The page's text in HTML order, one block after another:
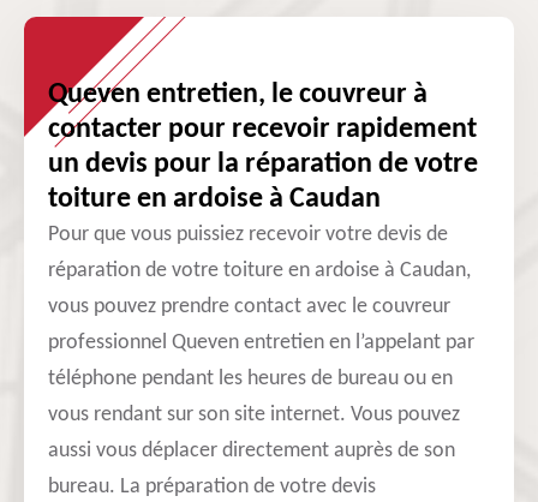
Queven entretien, le couvreur à
contacter pour recevoir rapidement
un devis pour la réparation de votre
toiture en ardoise à Caudan
Pour que vous puissiez recevoir votre devis de
réparation de votre toiture en ardoise à Caudan,
vous pouvez prendre contact avec le couvreur
professionnel Queven entretien en l’appelant par
téléphone pendant les heures de bureau ou en
vous rendant sur son site internet. Vous pouvez
aussi vous déplacer directement auprès de son
bureau. La préparation de votre devis